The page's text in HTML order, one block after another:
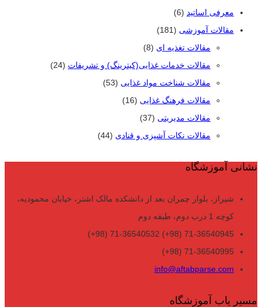
معرفی اساتید (6)
مقالات آموزشی (181)
مقالات تغذیه ای (8)
مقالات خدمات غذایی(کیترینگ) و تشریفات (24)
مقالات شناخت مواد غذایی (53)
مقالات فرهنگ غذایی (16)
مقالات مدیریتی (37)
مقالات نکات آشپزی و قنادی (44)
نشانی آموزشگاه
شیراز، بلوار چمران بعد از دانشکده مالک اشتر، خیابان محمودیه،
کوچه 1 درب دوم، طبقه دوم
71-36540945 (98+) 71-36540532 (98+)
71-36540995 (98+)
info@aftabparse.com
مسیر یاب آموزشگاه